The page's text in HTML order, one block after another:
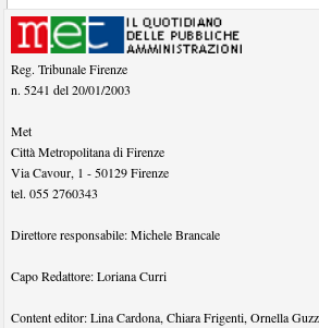
Reg. Tribunale Firenze
n. 5241 del 20/01/2003
Met
Città Metropolitana di Firenze
Via Cavour, 1 - 50129 Firenze
tel.055 2760343
Direttore responsabile:Michele Brancale
Capo Redattore:Loriana Curri
Content editor:Lina Cardona,Chiara Frigenti,Ornella